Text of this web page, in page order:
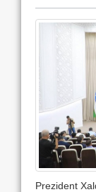
Prezident